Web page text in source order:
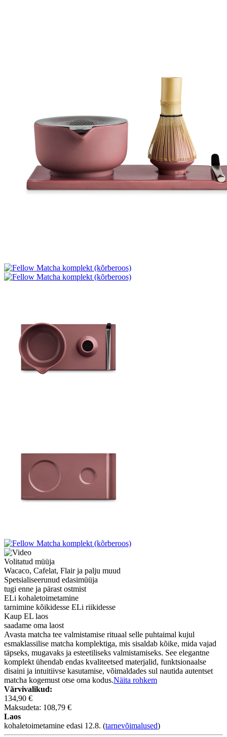
Volitatud müüja
Wacaco, Cafelat, Flair ja palju muud
Spetsialiseerunud edasimüüja
tugi enne ja pärast ostmist
ELi kohaletoimetamine
tarnimine kõikidesse ELi riikidesse
Kaup EL laos
saadame oma laost
Avasta matcha tee valmistamise rituaal selle puhtaimal kujul
esmaklassilise matcha komplektiga, mis sisaldab kõike, mida vajad
täpseks, mugavaks ja esteetiliseks valmistamiseks. See elegantne
komplekt ühendab endas kvaliteetsed materjalid, funktsionaalse
disaini ja intuitiivse kasutamise, võimaldades sul nautida autentset
matcha kogemust otse oma kodus.Näita rohkem
Värvivalikud:
134,90 €
Maksudeta: 108,79 €
Laos
kohaletoimetamine edasi 12.8. (tarnevõimalused)